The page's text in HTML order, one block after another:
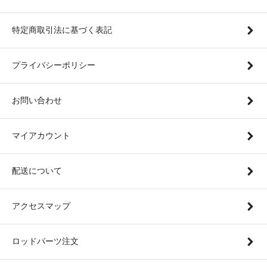
特定商取引法に基づく表記
プライバシーポリシー
お問い合わせ
マイアカウント
配送について
アクセスマップ
ロッドパーツ注文